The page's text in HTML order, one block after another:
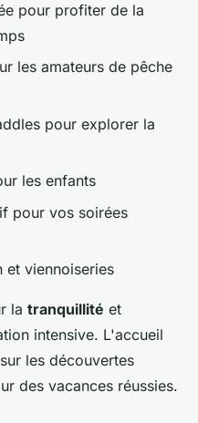
pour profiter de la
les amateurs de pêche
pour explorer la
les enfants
pour vos soirées
et viennoiseries
la tranquillité et
intensive. L'accueil
les découvertes
des vacances réussies.